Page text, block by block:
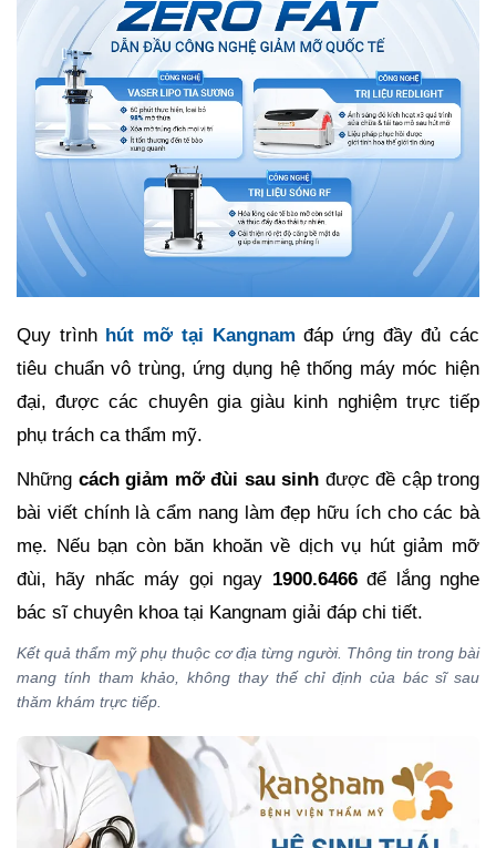
Quy trình hút mỡ tại Kangnam đáp ứng đầy đủ các
tiêu chuẩn vô trùng, ứng dụng hệ thống máy móc hiện
đại, được các chuyên gia giàu kinh nghiệm trực tiếp
phụ trách ca thẩm mỹ.
Những cách giảm mỡ đùi sau sinh được đề cập trong
bài viết chính là cẩm nang làm đẹp hữu ích cho các bà
mẹ. Nếu bạn còn băn khoăn về dịch vụ hút giảm mỡ
đùi, hãy nhấc máy gọi ngay 1900.6466để lắng nghe
bác sĩ chuyên khoa tại Kangnam giải đáp chi tiết.
Kết quả thẩm mỹ phụ thuộc cơ địa từng người. Thông tin trong bài
mang tính tham khảo, không thay thế chỉ định của bác sĩ sau
thăm khám trực tiếp.